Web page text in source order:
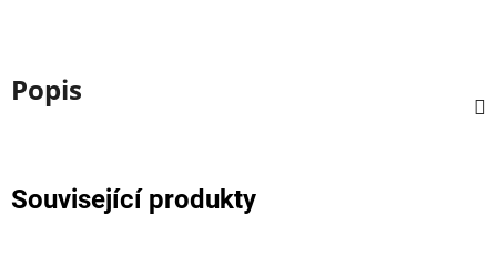
Popis
Související produkty